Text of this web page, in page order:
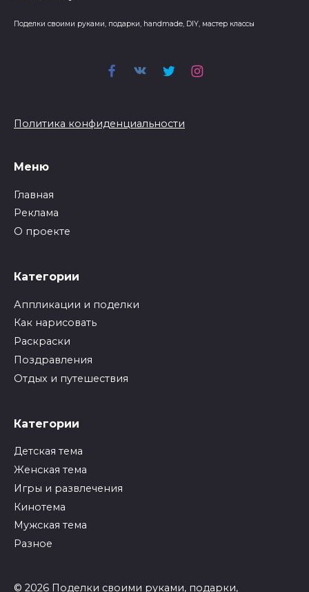
Поделки своими руками, подарки, handmade, DIY, мастер классы
Политика конфиденциальности
Меню
Главная
Реклама
О проекте
Категории
Аппликации и поделки
Как нарисовать
Раскраски
Поздравления
Отдых и путешествия
Категории
Детская тема
Женская тема
Игры и развлечения
Кинотема
Мужская тема
Разное
© 2026 Поделки своими руками, подарки,